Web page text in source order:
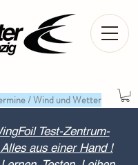
/ Wind und Wetter
Test-Zentrum-
aus einer Hand !